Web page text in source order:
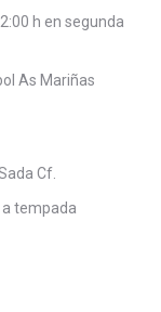
h en segunda
As Mariñas
Cf.
tempada